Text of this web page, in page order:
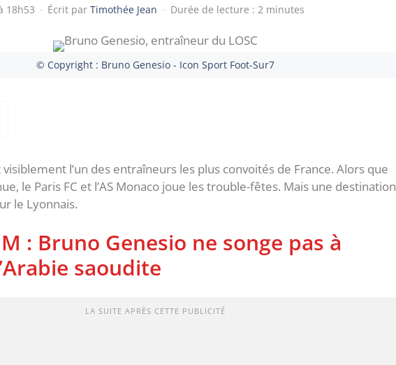
18h53 · Écrit parTimothée Jean · Durée de lecture : 2 minutes
© Copyright : Bruno Genesio - Icon Sport Foot-Sur7
visiblement l’un des entraîneurs les plus convoités de France. Alors que
le Paris FC et l’AS Monaco joue les trouble-fêtes. Mais une destination
le Lyonnais.
: Bruno Genesio ne songe pas à
saoudite
LA SUITE APRÈS CETTE PUBLICITÉ